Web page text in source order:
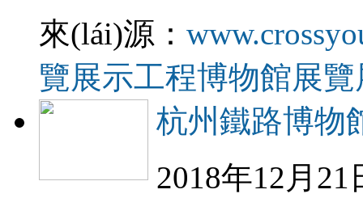
來(lái)源：
覽展示工程博物館展
杭州鐵路博物
2018年12月21